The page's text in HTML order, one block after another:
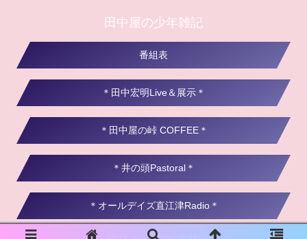
田中屋の少年雑記
番組表
＊田中宏明Live＆展示＊
＊田中屋の峠 COFFEE＊
＊井の頭Pastoral＊
＊オールデイズ直江津Radio＊